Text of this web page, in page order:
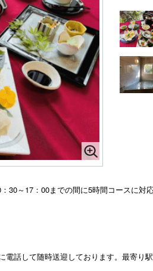
30～17：00までの間に5時間コースに対
話して随時送迎しております。最寄り